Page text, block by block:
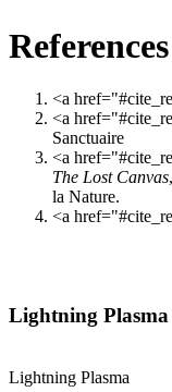
References
<a
<a
Sanctuaire
<a
The Lost Canvas
la Nature.
<a
Lightning Plasma
Lightning Plasma